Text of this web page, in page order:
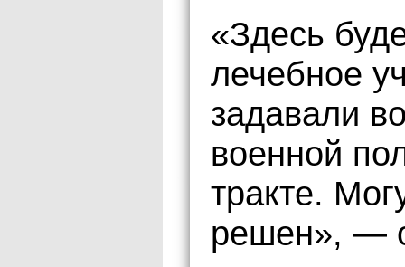
«Здесь
лечебное
задавали
военной
тракте.
решен», —